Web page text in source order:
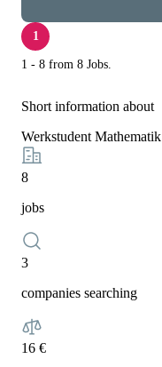
1
1 - 8 from 8 Jobs.
Short information about
Werkstudent Mathematik
8
jobs
3
companies searching
16 €